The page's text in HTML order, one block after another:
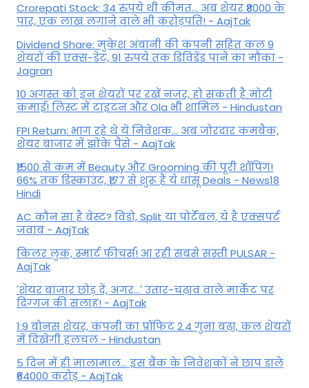
Crorepati Stock: 34 रुपये थी कीमत... अब शेयर ₹8000 के
पार, एक लाख लगाने वाले भी करोड़पति! - AajTak
Dividend Share: मुकेश अंबानी की कंपनी सहित कल 9
शेयरों की एक्स-डेट, 91 रुपये तक डिविडेंड पाने का मौका -
Jagran
10 अगस्त को इन शेयरों पर रखें नजर, हो सकती है मोटी
कमाई! लिस्ट में टाइटन और Ola भी शामिल - Hindustan
FPI Return: भाग रहे थे ये निवेशक... अब जोरदार कमबैक,
शेयर बाजार में झोंके पैसे - AajTak
₹1500 से कम में Beauty और Grooming की पूरी शॉपिंग!
66% तक डिस्काउंट, ₹177 से शुरू हैं ये धांसू Deals - News18
Hindi
AC कौन सा है बेस्ट? विंडो, Split या पोर्टेबल, ये है एक्सपर्ट
जवाब - AajTak
किलर लुक, स्मार्ट फीचर्स! आ रही सबसे सस्ती PULSAR -
AajTak
'शेयर बाजार छोड़ दें, अगर...' उतार-चढ़ाव वाले मार्केट पर
दिग्‍गज की सलाह! - AajTak
1:9 बोनस शेयर, कंपनी का प्रॉफिट 2.4 गुना बढ़ा, कल शेयरों
में दिखेगी हलचल - Hindustan
5 दिन में ही मालामाल... इस बैंक के निवेशकों ने छाप डाले
₹64000 करोड़ - AajTak